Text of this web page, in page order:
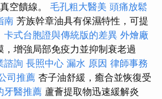
空饋線。 毛孔粗大醫美 頭痛放鬆
南 芳族幹章油具有保濕特性，可提
卡式台胞證與傳統版的差異 外燴廠
增強局部免疫力並抑制衰老過
諮詢 長照中心 漏水 原因 律師事務
司推薦 杏子油舒緩，癒合並恢復受
牙醫推薦 蘆薈提取物迅速緩解炎